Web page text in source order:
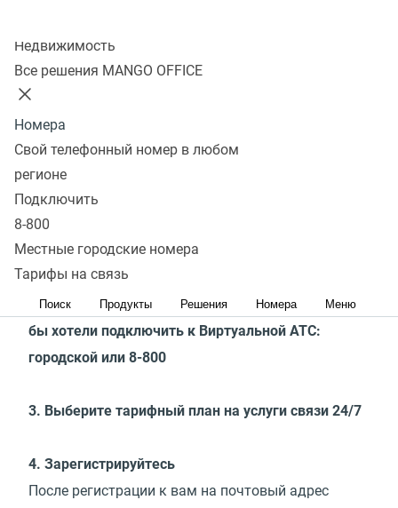
Недвижимость
Все решения MANGO OFFICE
Номера
Свой телефонный номер в любом
регионе
Подключить
8-800
Местные городские номера
Тарифы на связь
Поиск Продукты Решения Номера Меню
настройки не требуется. Мы обязательно звоним
и помогаем с подключением функций и настройками
нашим клиентам.
Как купить?
В интернет-магазине
1. Выберите тариф Виртуальной АТС
MANGO OFFICE
2. Выберите телефонный номер, который вы
бы хотели подключить к Виртуальной АТС:
городской или 8-800
3. Выберите тарифный план на услуги связи 24/7
4. Зарегистрируйтесь
После регистрации к вам на почтовый адрес